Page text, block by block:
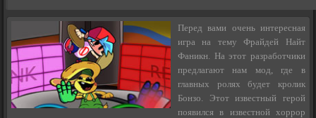
Перед вами очень интересная
игра на тему Фрайдей Найт
Фаникн. На этот разработчики
предлагают нам мод, где в
главных ролях будет кролик
Бонзо. Этот известный герой
появился в известной хоррор